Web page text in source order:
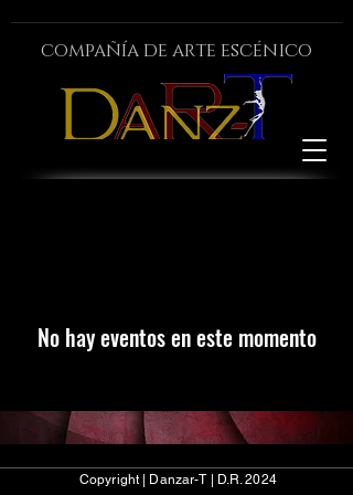
compañía de arte escénico
No hay eventos en este momento
Copyright | Danzar-T | D.R. 2024